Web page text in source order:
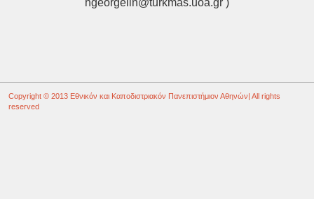
hgeorgelin@turkmas.uoa.gr )
Copyright © 2013 Εθνικόν και Καποδιστριακόν Πανεπιστήμιον Αθηνών| All rights
reserved